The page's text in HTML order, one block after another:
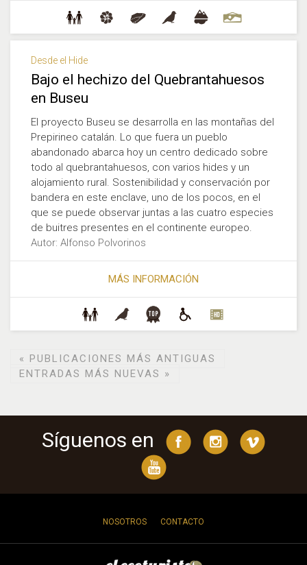
Desde el Hide
Bajo el hechizo del Quebrantahuesos
en Buseu
El proyecto Buseu se desarrolla en las montañas del
Prepirineo catalán. Lo que fuera un pueblo
abandonado abarca hoy un centro dedicado sobre
todo al quebrantahuesos, con varios hides y un
alojamiento rural. Sostenibilidad y conservación por
bandera en este enclave, uno de los pocos, en el
que se puede observar juntas a las cuatro especies
de buitres presentes en el continente europeo.
Autor: Alfonso Polvorinos
MÁS INFORMACIÓN
« PUBLICACIONES MÁS ANTIGUAS
ENTRADAS MÁS NUEVAS »
Síguenos en
NOSOTROS CONTACTO